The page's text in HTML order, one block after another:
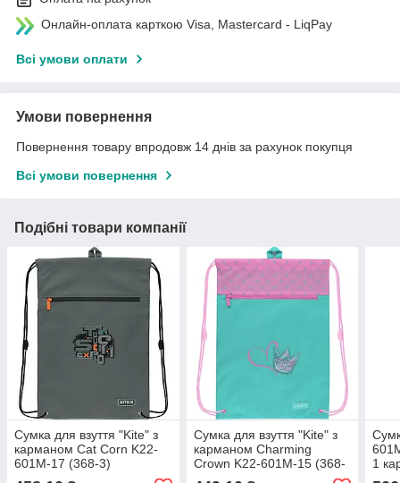
Онлайн-оплата карткою Visa, Mastercard - LiqPay
Всі умови оплати
Умови повернення
Повернення товару впродовж 14 днів за рахунок покупця
Всі умови повернення
Подібні товари компанії
Сумка для взуття "Kite" з
карманом Cat Corn K22-
601M-17 (368-3)
Сумка для взуття "Kite" з
карманом Charming
Crown K22-601M-15 (368-
1